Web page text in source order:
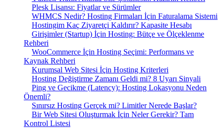
Plesk Lisansı: Fiyatlar ve Sürümler
WHMCS Nedir? Hosting Firmaları İçin Faturalama Sistemi
Hostingim Kaç Ziyaretçi Kaldırır? Kapasite Hesabı
Girişimler (Startup) İçin Hosting: Bütçe ve Ölçeklenme
Rehberi
WooCommerce İçin Hosting Seçimi: Performans ve
Kaynak Rehberi
Kurumsal Web Sitesi İçin Hosting Kriterleri
Hosting Değiştirme Zamanı Geldi mi? 8 Uyarı Sinyali
Ping ve Gecikme (Latency): Hosting Lokasyonu Neden
Önemli?
Sınırsız Hosting Gerçek mi? Limitler Nerede Başlar?
Bir Web Sitesi Oluşturmak İçin Neler Gerekir? Tam
Kontrol Listesi